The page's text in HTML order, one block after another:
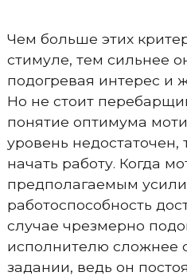
Чем больше этих
стимуле, тем сильнее
подогревая интерес и
Но не стоит
понятие оптимума
уровень недостаточен,
начать работу. Когда
предполагаемым
работоспособность
случае чрезмерно
исполнителю сложнее
задании, ведь он